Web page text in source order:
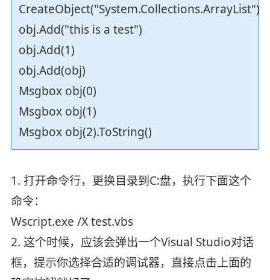
CreateObject("System.Collections.ArrayList")
obj.Add("this is a test")
obj.Add(1)
obj.Add(obj)
Msgbox obj(0)
Msgbox obj(1)
Msgbox obj(2).ToString()
1. 打开命令行，更换目录到C:盘，执行下面这个
命令：
Wscript.exe /X test.vbs
2. 这个时候，应该会弹出一个Visual Studio对话
框，提示你选择合适的调试器，直接点击上面的